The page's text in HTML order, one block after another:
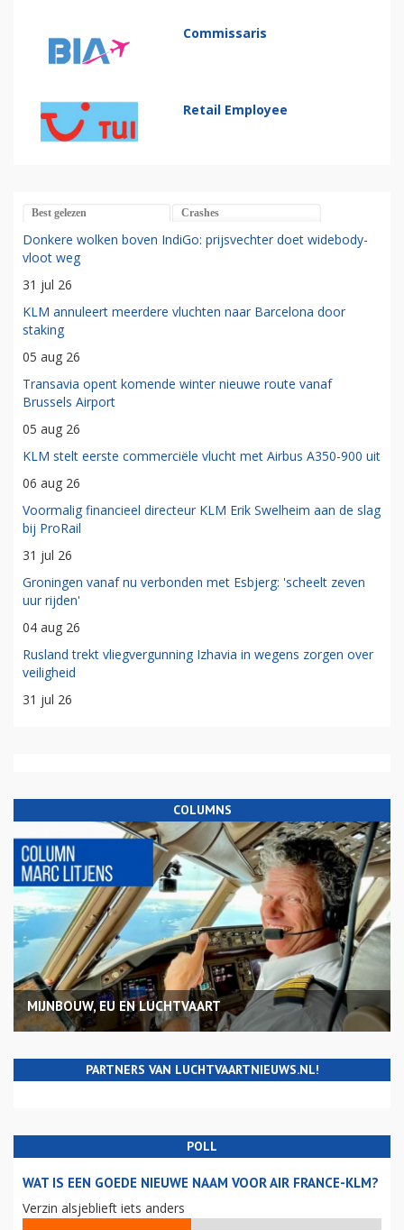
Commissaris
Retail Employee
Best gelezen Crashes
Donkere wolken boven IndiGo: prijsvechter doet widebody-
vloot weg
31 jul 26
KLM annuleert meerdere vluchten naar Barcelona door
staking
05 aug 26
Transavia opent komende winter nieuwe route vanaf
Brussels Airport
05 aug 26
KLM stelt eerste commerciële vlucht met Airbus A350-900 uit
06 aug 26
Voormalig financieel directeur KLM Erik Swelheim aan de slag
bij ProRail
31 jul 26
Groningen vanaf nu verbonden met Esbjerg: 'scheelt zeven
uur rijden'
04 aug 26
Rusland trekt vliegvergunning Izhavia in wegens zorgen over
veiligheid
31 jul 26
COLUMNS
MIJNBOUW, EU EN LUCHTVAART
PARTNERS VAN LUCHTVAARTNIEUWS.NL!
POLL
WAT IS EEN GOEDE NIEUWE NAAM VOOR AIR FRANCE-KLM?
Verzin alsjeblieft iets anders